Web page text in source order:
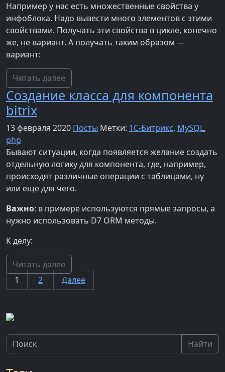
Например у нас есть множественные свойства у
инфоблока. Надо вывести много элементов с этими
свойствами. Получать эти свойства в цикле, конечно
же, не вариант. А получать таким образом —
вариант:
Читать далее
Создание класса для компонента
bitrix
13 февраля 2020 Посты Метки: 1С-Битрикс, MySQL,
php
Бывают ситуации, когда появляется желание создать
отдельную логику для компонента, где, например,
происходят различные операции с таблицами, ну
или еще для чего.
Важно: в примере используются прямые запросы, а
нужно использовать D7 ORM методы.
К делу:
Читать далее
Пагинация
1 2 Далее
Найти